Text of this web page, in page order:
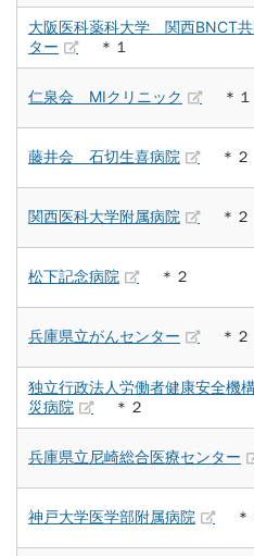
大阪医科薬科大学 関西BNCT共
ター
＊１
仁泉会 MIクリニック ＊１
藤井会 石切生喜病院 ＊２
関西医科大学附属病院 ＊２
松下記念病院 ＊２
兵庫県立がんセンター ＊２
独立行政法人労働者健康安全機
災病院
＊２
兵庫県立尼崎総合医療センター
神戸大学医学部附属病院 ＊